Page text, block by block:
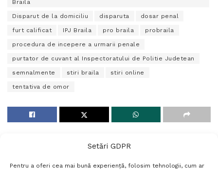
Setări GDPR
Pentru a oferi cea mai bună experiență, folosim tehnologii, cum ar
Braila
Disparut de la domiciliu disparuta dosar penal
furt calificat IPJ Braila pro braila probraila
procedura de incepere a urmarii penale
purtator de cuvant al Inspectoratului de Politie Judetean
semnalmente stiri braila stiri online
tentativa de omor